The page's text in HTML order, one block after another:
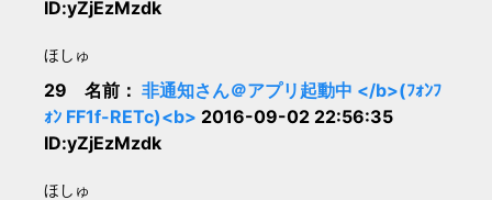
ID:yZjEzMzdk
ほしゅ
29 名前： 非通知さん＠アプリ起動中 </b>(ﾌｫﾝﾌ
ｫﾝ FF1f-RETc)<b> 2016-09-02 22:56:35
ID:yZjEzMzdk
ほしゅ